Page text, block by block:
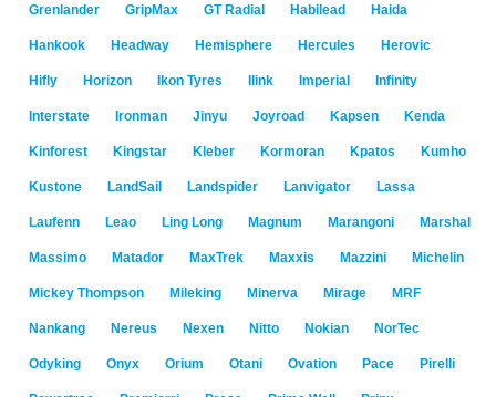
Grenlander GripMax GT Radial Habilead Haida
Hankook Headway Hemisphere Hercules Herovic
Hifly Horizon Ikon Tyres Ilink Imperial Infinity
Interstate Ironman Jinyu Joyroad Kapsen Kenda
Kinforest Kingstar Kleber Kormoran Kpatos Kumho
Kustone LandSail Landspider Lanvigator Lassa
Laufenn Leao Ling Long Magnum Marangoni Marshal
Massimo Matador MaxTrek Maxxis Mazzini Michelin
Mickey Thompson Mileking Minerva Mirage MRF
Nankang Nereus Nexen Nitto Nokian NorTec
Odyking Onyx Orium Otani Ovation Pace Pirelli